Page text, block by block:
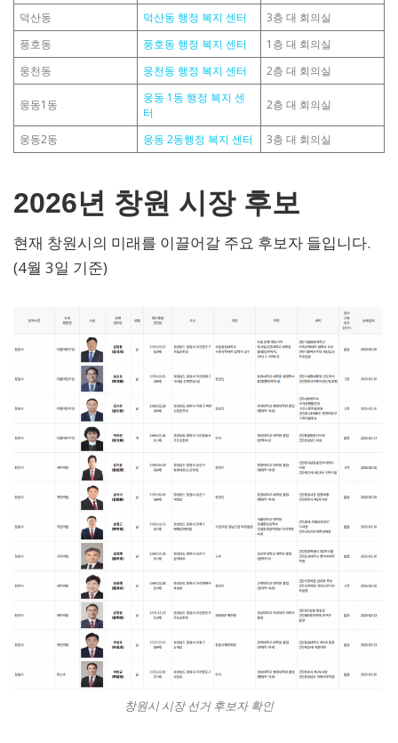
덕산동
덕산동 행정 복지 센터
3층 대 회의실
풍호동
풍호동 행정 복지 센터
1층 대 회의실
웅천동
웅천동 행정 복지 센터 2층 대 회의실
웅동1동
웅동 1동 행정 복지 센
터
2층 대 회의실
웅동2동 웅동 2동행정 복지 센터 3층 대 회의실
2026년 창원 시장 후보
현재 창원시의 미래를 이끌어갈 주요 후보자 들입니다.
(4월 3일 기준)
창원시 시장 선거 후보자 확인